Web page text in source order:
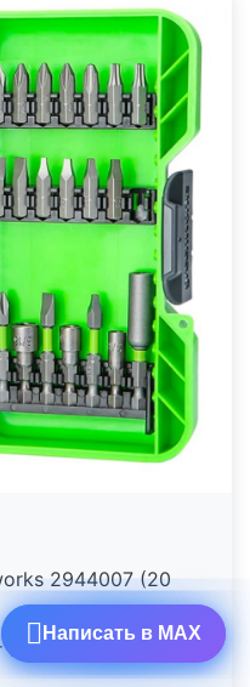
Написать в MAX
2944007 (20
шт. аксессуаров:
Написать в MAX